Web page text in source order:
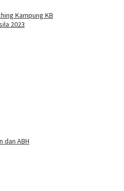
Kampung KB
2023
dan ABH